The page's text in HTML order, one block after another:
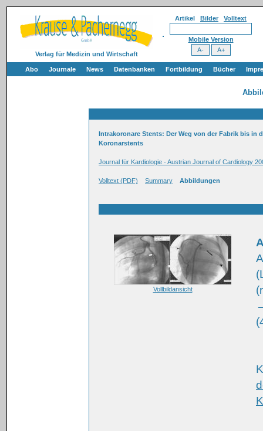
Verlag für Medizin und Wirtschaft
Artikel Bilder Volltext
Mobile Version
Abo Journale News Datenbanken Fortbildung Bücher
Intrakoronare Stents: Der Weg von der Fabrik bis in
Koronarstents
Journal für Kardiologie - Austrian Journal of Cardiology
Volltext (PDF) Summary Abbildungen
Vollbildansicht